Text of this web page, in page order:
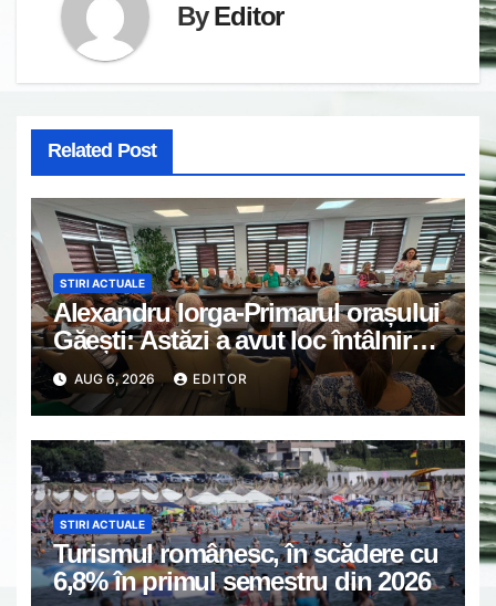
ByEditor
Related Post
STIRI ACTUALE
Alexandru Iorga-Primarul orașului
Găești: Astăzi a avut loc întâlnirea
de lucru cu reprezentanții
asociațiilor de proprietari din
Găești.
AUG 6, 2026 EDITOR
STIRI ACTUALE
Turismul românesc, în scădere cu
6,8% în primul semestru din 2026